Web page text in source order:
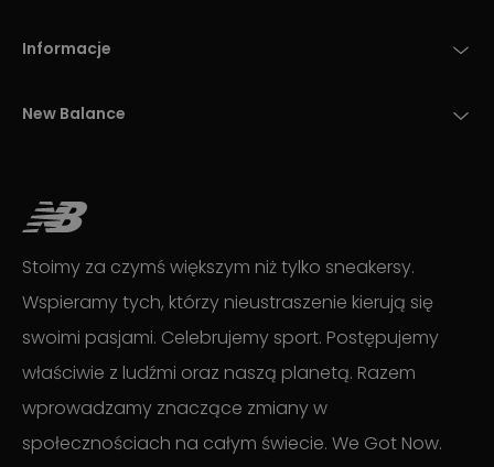
Informacje
New Balance
Stoimy za czymś większym niż tylko sneakersy.
Wspieramy tych, którzy nieustraszenie kierują się
swoimi pasjami. Celebrujemy sport. Postępujemy
właściwie z ludźmi oraz naszą planetą. Razem
wprowadzamy znaczące zmiany w
społecznościach na całym świecie. We Got Now.